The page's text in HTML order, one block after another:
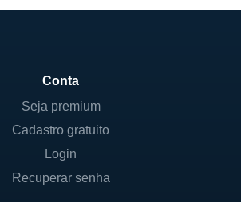
Conta
Seja premium
Cadastro gratuito
Login
Recuperar senha